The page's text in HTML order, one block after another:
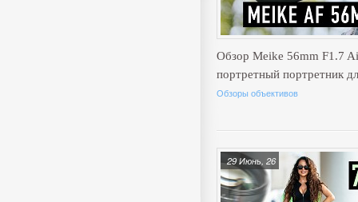
Обзор Meike 56mm F1.7
портретный портретник
Обзоры объективов
29 Июнь, 26